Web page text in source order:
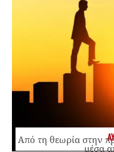
Από τη θεωρία στην
μέσα